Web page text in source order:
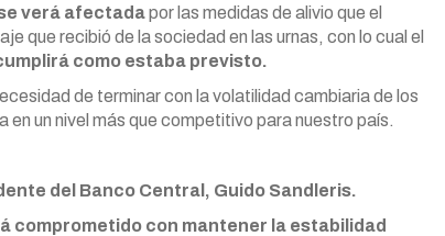
verá afectadapor las medidas de alivio que el
que recibió de la sociedad en las urnas, con lo cual el
como estaba previsto.
de terminar con la volatilidad cambiaria de los
un nivel más que competitivo para nuestro país.
del Banco Central, Guido Sandleris.
comprometido con mantener la estabilidad